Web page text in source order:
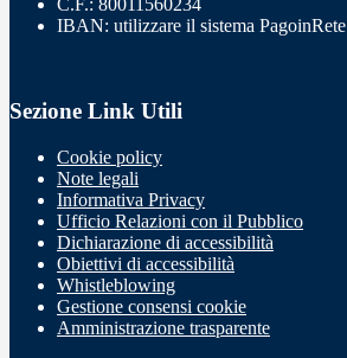
IBAN: utilizzare il sistema PagoinRete
Sezione Link Utili
Cookie policy
Note legali
Informativa Privacy
Ufficio Relazioni con il Pubblico
Dichiarazione di accessibilità
Obiettivi di accessibilità
Whistleblowing
Gestione consensi cookie
Amministrazione trasparente